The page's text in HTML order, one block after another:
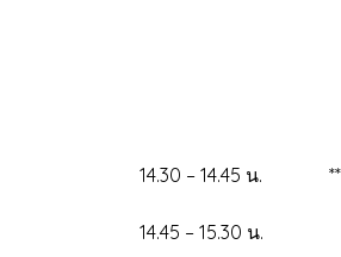
เวทีการเ
กลยุทธ์สำคัญใ
ข้อเสนอแน
14.30 –
14.45 –